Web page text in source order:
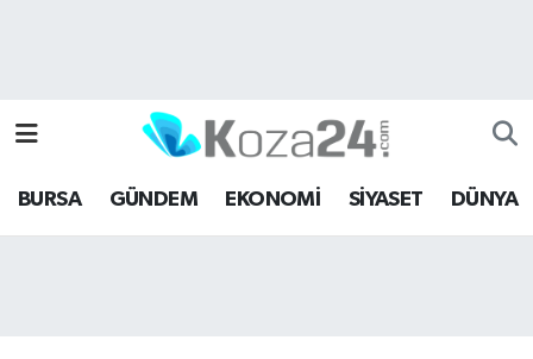
BURSA GÜNDEM EKONOMİ SİYASET DÜNYA
Bursa Hava Durumu
Bursa Namaz Vakitleri